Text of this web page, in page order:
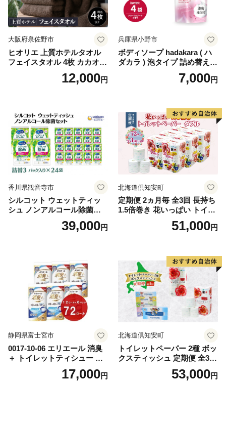
-1]
大阪府泉佐野市
ヒオリエ 上質ホテルタオル
フェイスタオル 4枚 カカオ
【タオル 泉州タオル 吸水 普
段使い 無地 シンプル 日用品
12,000円
兵庫県小野市
ボディソープ hadakara ( ハ
ダカラ ) 泡タイプ 詰め替え 4
40ml×4袋 ボディーソープ 泡
ボディソープ 泡 日用品 消耗
泡石鹸 石鹸 兵庫 兵庫県 小野
7,000円
香川県観音寺市
シルコット ウェットティッ
シュ ノンアルコール除菌詰
替（43枚×3P）×24袋 日用品
おもちゃ 拭き取り 手拭き 外
39,000円
北海道倶知安町
定期便 2ヵ月毎 全3回 長持ち
1.5倍巻き 花いっぱい トイレ
ットペーパー ダブル 45ｍ 計
72ロール 全18種 花柄 プリン
ー 消耗品 備蓄 送料無料 北海
道 倶知安町 日用品
51,000円
静岡県富士宮市
0017-10-06 エリエール 消臭
＋ トイレットティシュー し
っかり香るフレッシュクリア
の香り ダブル 12ロール×6パ
17,000円
北海道倶知安町
トイレットペーパー 2種 ボッ
クスティッシュ 定期便 全3
回 日本製 まとめ買い 防災
常備品 日用雑貨 消耗品 生活
53,000円